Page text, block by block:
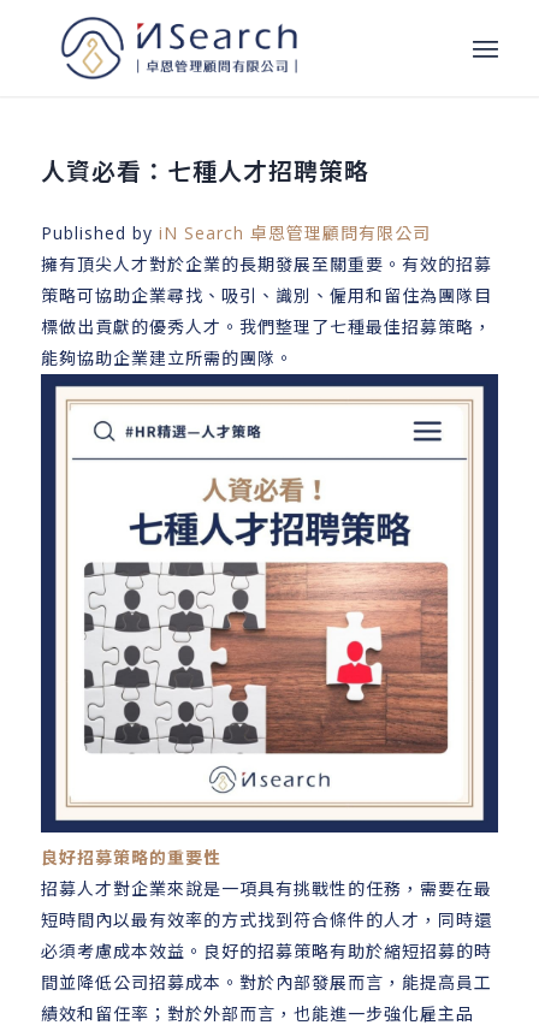
人資必看：七種人才招聘策略
Published by iN Search 卓恩管理顧問有限公司
擁有頂尖人才對於企業的長期發展至關重要。有效的招募
策略可協助企業尋找、吸引、識別、僱用和留住為團隊目
標做出貢獻的優秀人才。我們整理了七種最佳招募策略，
能夠協助企業建立所需的團隊。
良好招募策略的重要性
招募人才對企業來說是一項具有挑戰性的任務，需要在最
短時間內以最有效率的方式找到符合條件的人才，同時還
必須考慮成本效益。良好的招募策略有助於縮短招募的時
間並降低公司招募成本。對於內部發展而言，能提高員工
績效和留任率；對於外部而言，也能進一步強化雇主品